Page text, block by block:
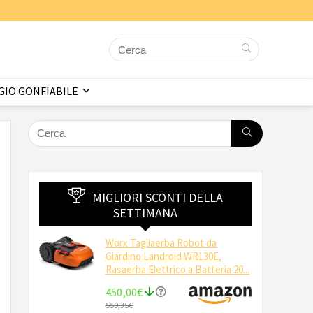
GONFIABILE
MIGLIORI SCONTI DELLA
SETTIMANA
Worx Tagliaerba Robot da
Giardino Landroid WR130E,
Rasaerba Elettrico a Batteria 20...
450,00€
559,35€